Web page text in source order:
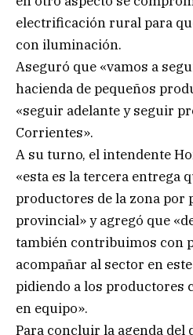
electrificación rural para
con iluminación.
Aseguró que «vamos a
hacienda de pequeños
«seguir adelante y seguir
Corrientes».
A su turno, el intendente
«esta es la tercera entrega
productores de la zona por
provincial» y agregó que
también contribuimos con
acompañar al sector en
pidiendo a los productores
en equipo».
Para concluir la agenda del